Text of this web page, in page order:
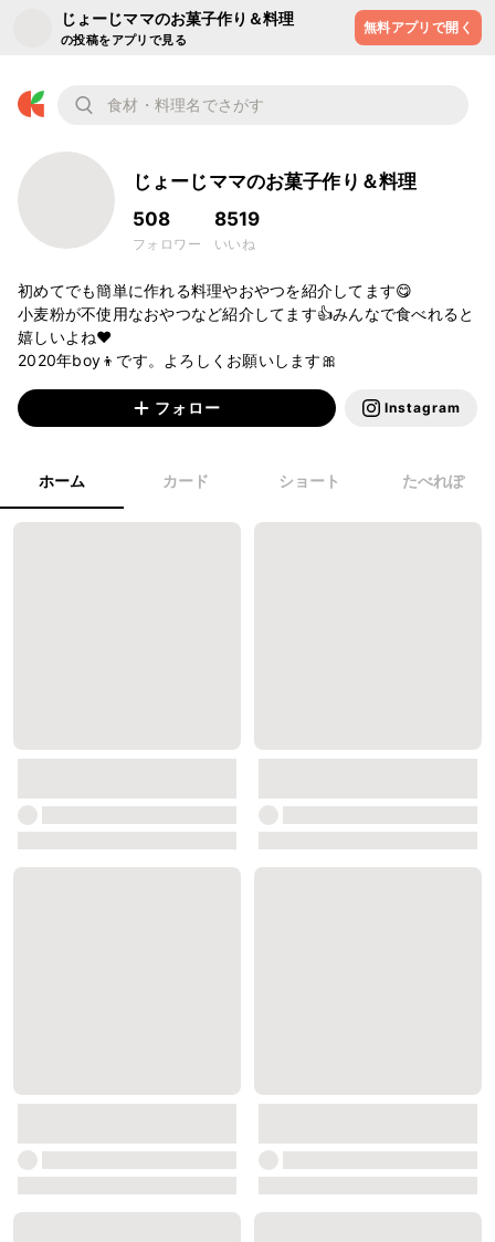
じょーじママのお菓子作り＆料理
の投稿をアプリで見る
無料アプリで開く
じょーじママのお菓子作り＆料理
508
フォロワー
8519
いいね
初めてでも簡単に作れる料理やおやつを紹介してます😋
小麦粉が不使用なおやつなど紹介してます👍みんなで食べれると
嬉しいよね❤️
フォロー Instagram
ホーム カード ショート たべれぽ